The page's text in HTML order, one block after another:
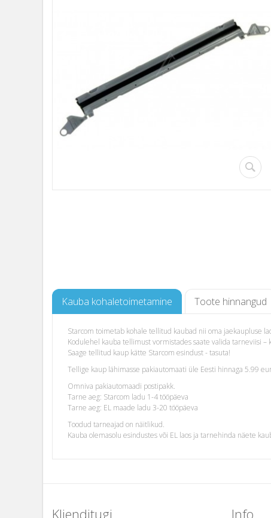
Kauba kohaletoimetamine Toote hinnangud
Starcom toimetab kohale tellitud kaubad nii oma jaekaupluse
Kodulehel kauba tellimust vormistades saate valida tarneviisi
Saage tellitud kaup kätte Starcom esindust - tasuta!
Tellige kaup lähimasse pakiautomaati üle Eesti hinnaga 5.99
Omniva pakiautomaadi postipakk.
Tarne aeg: Starcom ladu 1-4 tööpäeva
Tarne aeg: EL maade ladu 3-20 tööpäeva
Toodud tarneajad on näitlikud.
Kauba olemasolu esindustes või EL laos ja tarnehinda näete
Klienditugi Info